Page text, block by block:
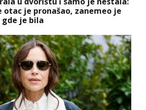
otac je pronašao, zanemeo je
gde je bila